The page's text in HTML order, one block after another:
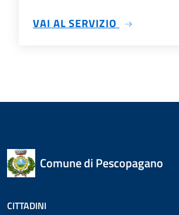
VAI AL SERVIZIO SU INTRANET
Comune di Pescopagano
CITTADINI